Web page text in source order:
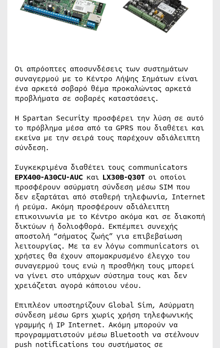
Οι απρόοπτες αποσυνδέσεις των συστημάτων
συναγερμού με το Κέντρο Λήψης Σημάτων είναι
ένα αρκετά σοβαρό θέμα προκαλώντας αρκετά
προβλήματα σε σοβαρές καταστάσεις.
Η Spartan Security προσφέρει την λύση σε αυτό
το πρόβλημα μέσα από τα GPRS που διαθέτει και
εκείνα με την σειρά τους παρέχουν αδιάλειπτη
σύνδεση.
Συγκεκριμένα διαθέτει τους communicators
EPX400-A30CU-AUC και LX30B-Q30T οι οποίοι
προσφέρουν ασύρματη σύνδεση μέσω SIM που
δεν εξαρτάται από σταθερή τηλεφωνία, Internet
ή ρεύμα. Ακόμη προσφέρουν αδιάλειπτη
επικοινωνία με το Κέντρο ακόμα και σε διακοπή
δικτύων ή δολιοφθορά. Εκπέμπει συνεχής
αποστολή “σήματος ζωής” για επιβεβαίωση
λειτουργίας. Με τα εν λόγω communicators οι
χρήστες θα έχουν απομακρυσμένο έλεγχο του
συναγερμού τους ενώ η προσθήκη τους μπορεί
να γίνει στο υπάρχων σύστημα τους και δεν
χρειάζεται αγορά κάποιου νέου.
Επιπλέον υποστηρίζουν Global Sim, Ασύρματη
σύνδεση μέσω Gprs χωρίς χρήση τηλεφωνικής
γραμμής ή IP Internet. Ακόμη μπορούν να
προγραμματιστούν μέσω Bluetooth να στέλνουν
push notifications του συστήματος σε